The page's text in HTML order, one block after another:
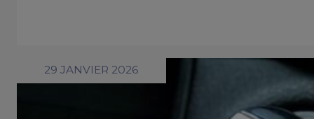
29 JANVIER 2026